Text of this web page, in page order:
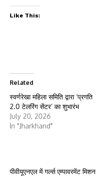
Like This:
Related
स्वर्णरेखा महिला समिति द्वारा ‘प्रगति
2.0 टेलरिंग सेंटर’ का शुभारंभ
July 20, 2026
In "Jharkhand"
पीवीयूएनएल में गर्ल्स एम्पावरमेंट मिशन